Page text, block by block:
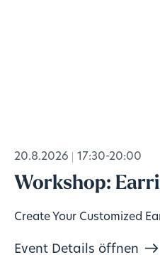
20.8.2026 17:30-20:00
Workshop:
Create Your Customized
Event Details öffnen